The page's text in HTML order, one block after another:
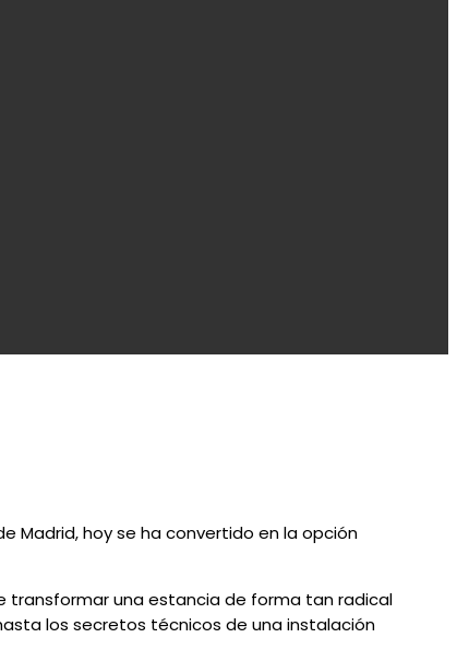
Madrid, hoy se ha convertido en la opción
transformar una estancia de forma tan radical
los secretos técnicos de una instalación